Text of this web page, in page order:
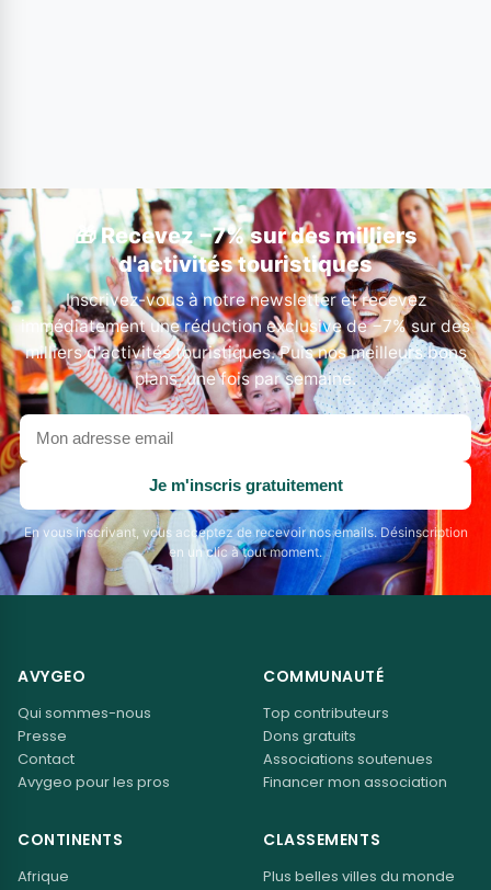
🎁 Recevez −7% sur des milliers
d'activités touristiques
Inscrivez-vous à notre newsletter et recevez
immédiatement une réduction exclusive de −7% sur des
milliers d'activités touristiques. Puis nos meilleurs bons
plans, une fois par semaine.
Votre
adresse
email
Je m'inscris gratuitement
En vous inscrivant, vous acceptez de recevoir nos emails. Désinscription
en un clic à tout moment.
AVYGEO
Qui sommes-nous
Presse
Contact
Avygeo pour les pros
COMMUNAUTÉ
Top contributeurs
Dons gratuits
Associations soutenues
Financer mon association
CONTINENTS
Afrique
CLASSEMENTS
Plus belles villes du monde